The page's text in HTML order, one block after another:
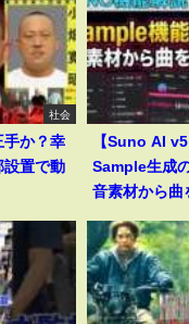
社会
手か？幸
設置で動
【Suno AI
Sample生成
音素材から